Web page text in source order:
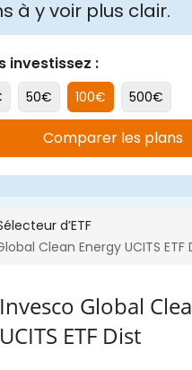
Invesco Global
UCITS ETF Dist